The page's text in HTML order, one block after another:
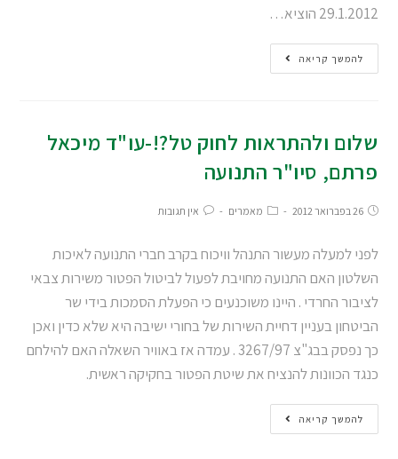
29.1.2012 הוציא…
להמשך קריאה
שלום ולהתראות לחוק טל?!-עו"ד מיכאל
פרתם, סיו"ר התנועה
26 בפברואר 2012 מאמרים אין תגובות
לפני למעלה מעשור התנהל וויכוח בקרב חברי התנועה לאיכות
השלטון האם התנועה מחויבת לפעול לביטול הפטור משירות צבאי
לציבור החרדי . היינו משוכנעים כי הפעלת הסמכות בידי שר
הביטחון בעניין דחיית השירות של בחורי ישיבה היא שלא כדין ואכן
כך נפסק בבג"צ 3267/97 . עמדה אז באוויר השאלה האם להילחם
כנגד הכוונות להנציח את שיטת הפטור בחקיקה ראשית.
להמשך קריאה